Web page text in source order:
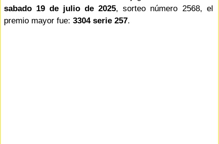
sabado 19 de julio de 2025, sorteo número 2568, el
premio mayor fue: 3304 serie 257.